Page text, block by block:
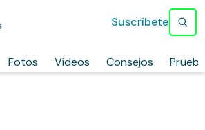
Fotos Vídeos Consejos
Suscríbete